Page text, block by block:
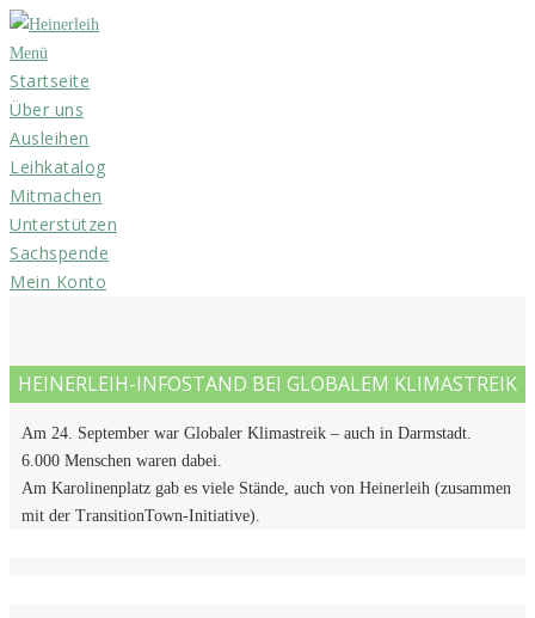
Zum
Inhalt
springen
Menü
Startseite
Über uns
Ausleihen
Leihkatalog
Mitmachen
Unterstützen
Sachspende
Mein Konto
HEINERLEIH-INFOSTAND BEI GLOBALEM KLIMASTREIK
Am 24. September war Globaler Klimastreik – auch in Darmstadt.
6.000 Menschen waren dabei.
Am Karolinenplatz gab es viele Stände, auch von Heinerleih (zusammen
mit der TransitionTown-Initiative).